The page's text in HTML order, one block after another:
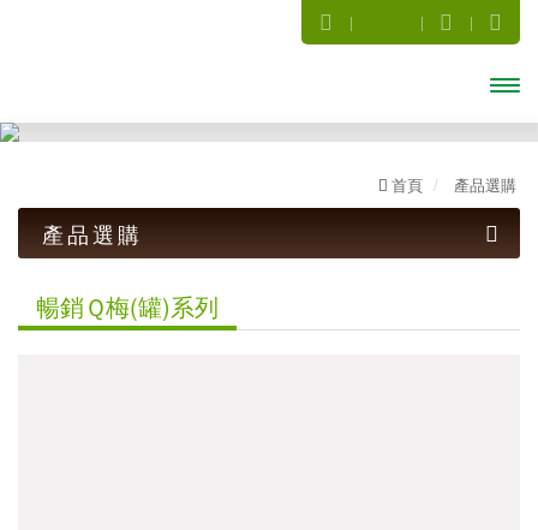
首頁 產品選購
產品選購
梅子系列
暢銷Ｑ梅(罐)系列